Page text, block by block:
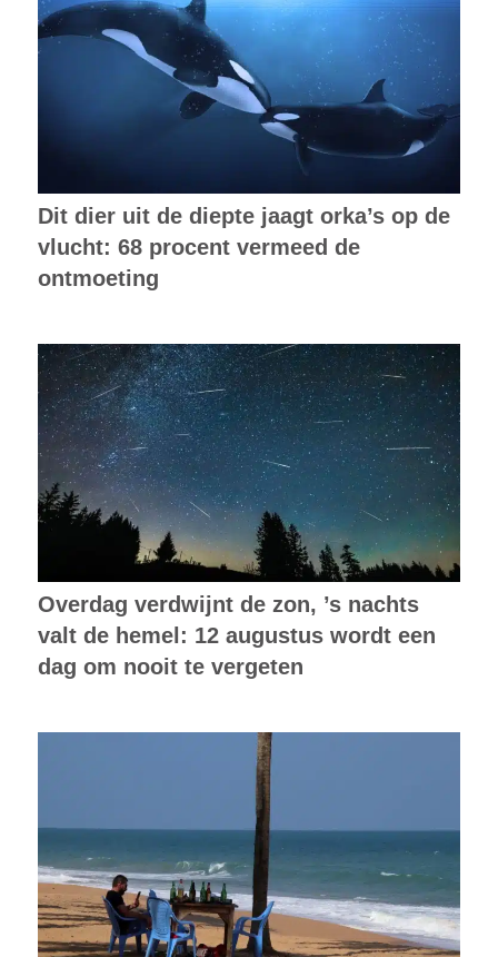
Dit dier uit de diepte jaagt orka’s op de
vlucht: 68 procent vermeed de
ontmoeting
Overdag verdwijnt de zon, ’s nachts
valt de hemel: 12 augustus wordt een
dag om nooit te vergeten